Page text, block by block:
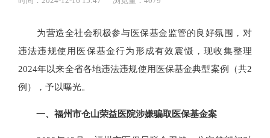
为营造全社会积极参与医保基金监管的良好氛围，对
违法违规使用医保基金行为形成有效震慑，现收集整理
2024年以来全省各地违法违规使用医保基金典型案例（共2
例），予以曝光。
一、福州市仓山荣益医院涉嫌骗取医保基金案